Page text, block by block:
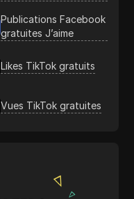
Publications Facebook
gratuites J’aime
Likes TikTok gratuits
Vues TikTok gratuites